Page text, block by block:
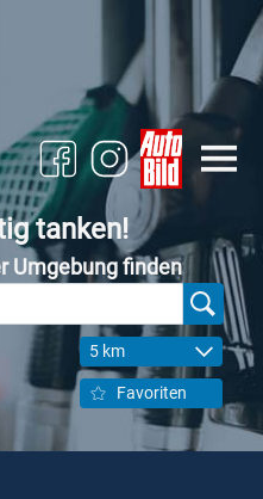
tanken!
Umgebung finden
5 km
Favoriten